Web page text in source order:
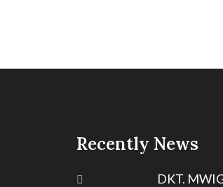
Recently News
DKT.